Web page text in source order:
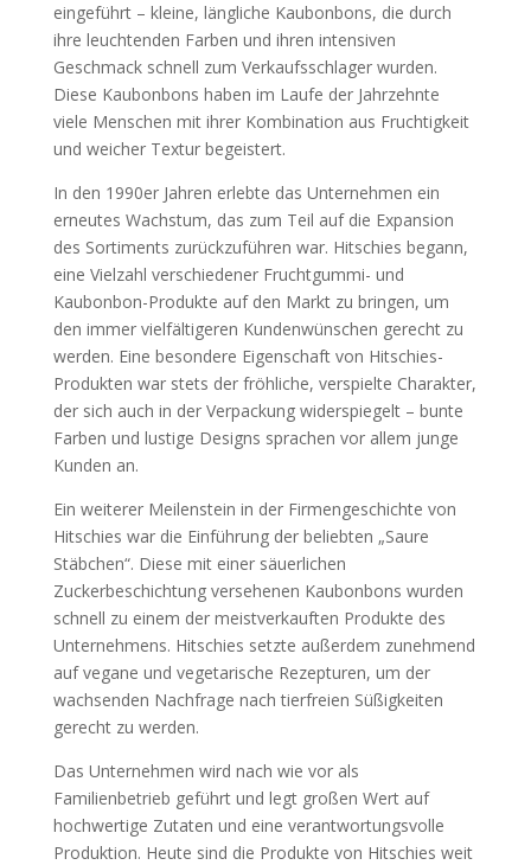
eingeführt – kleine, längliche Kaubonbons, die durch
ihre leuchtenden Farben und ihren intensiven
Geschmack schnell zum Verkaufsschlager wurden.
Diese Kaubonbons haben im Laufe der Jahrzehnte
viele Menschen mit ihrer Kombination aus Fruchtigkeit
und weicher Textur begeistert.
In den 1990er Jahren erlebte das Unternehmen ein
erneutes Wachstum, das zum Teil auf die Expansion
des Sortiments zurückzuführen war. Hitschies begann,
eine Vielzahl verschiedener Fruchtgummi- und
Kaubonbon-Produkte auf den Markt zu bringen, um
den immer vielfältigeren Kundenwünschen gerecht zu
werden. Eine besondere Eigenschaft von Hitschies-
Produkten war stets der fröhliche, verspielte Charakter,
der sich auch in der Verpackung widerspiegelt – bunte
Farben und lustige Designs sprachen vor allem junge
Kunden an.
Ein weiterer Meilenstein in der Firmengeschichte von
Hitschies war die Einführung der beliebten „Saure
Stäbchen“. Diese mit einer säuerlichen
Zuckerbeschichtung versehenen Kaubonbons wurden
schnell zu einem der meistverkauften Produkte des
Unternehmens. Hitschies setzte außerdem zunehmend
auf vegane und vegetarische Rezepturen, um der
wachsenden Nachfrage nach tierfreien Süßigkeiten
gerecht zu werden.
Das Unternehmen wird nach wie vor als
Familienbetrieb geführt und legt großen Wert auf
hochwertige Zutaten und eine verantwortungsvolle
Produktion. Heute sind die Produkte von Hitschies weit